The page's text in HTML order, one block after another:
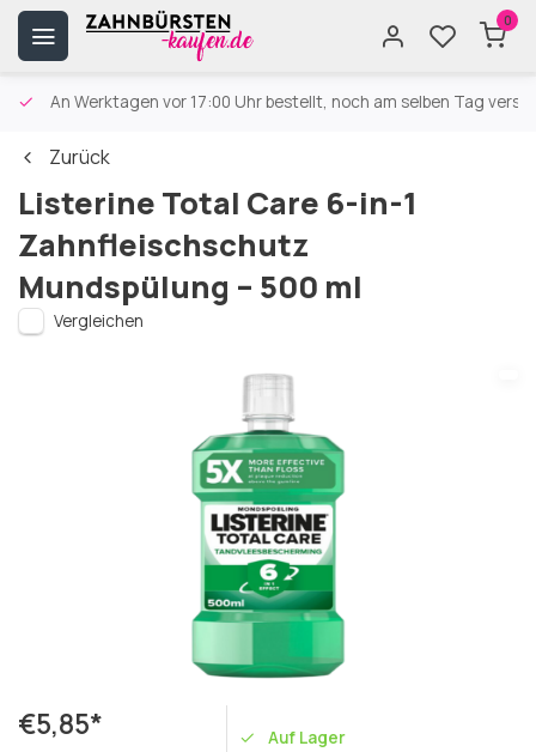
0
An Werktagen vor 17:00 Uhr bestellt, noch am selben Tag
Zurück
Listerine Total Care 6-in-1
Zahnfleischschutz
Mundspülung – 500 ml
Vergleichen
€5,85* Auf Lager